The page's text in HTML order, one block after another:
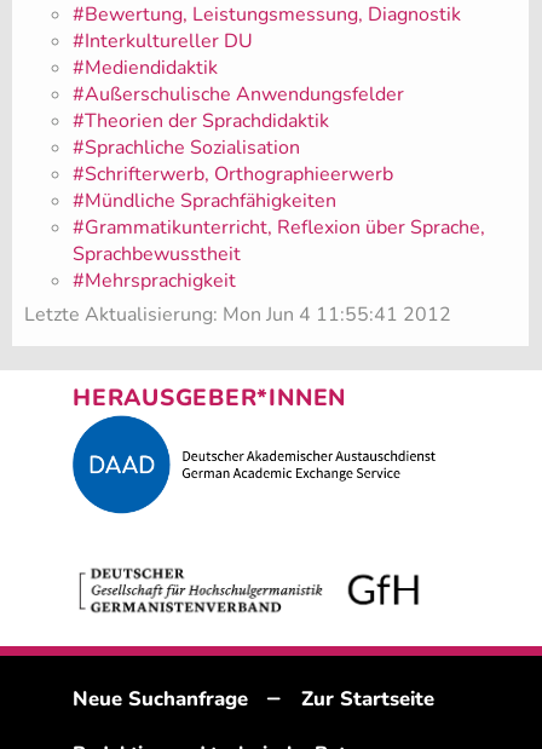
#Bewertung, Leistungsmessung, Diagnostik
#Interkultureller DU
#Mediendidaktik
#Außerschulische Anwendungsfelder
#Theorien der Sprachdidaktik
#Sprachliche Sozialisation
#Schrifterwerb, Orthographieerwerb
#Mündliche Sprachfähigkeiten
#Grammatikunterricht, Reflexion über Sprache,
Sprachbewusstheit
#Mehrsprachigkeit
Letzte Aktualisierung: Mon Jun 4 11:55:41 2012
HERAUSGEBER*INNEN
Neue Suchanfrage – Zur Startseite